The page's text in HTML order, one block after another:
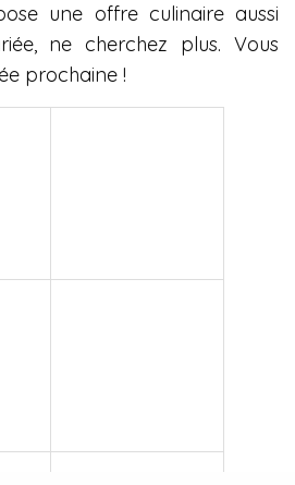
une offre culinaire aussi
ne cherchez plus. Vous
prochaine !